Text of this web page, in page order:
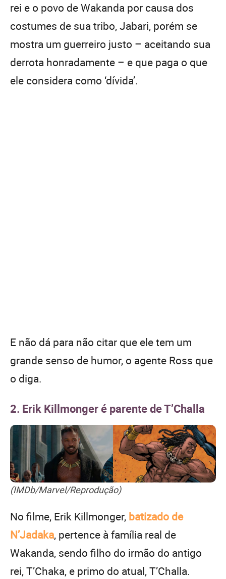
rei e o povo de Wakanda por causa dos
costumes de sua tribo, Jabari, porém se
mostra um guerreiro justo – aceitando sua
derrota honradamente – e que paga o que
ele considera como ‘dívida’.
E não dá para não citar que ele tem um
grande senso de humor, o agente Ross que
o diga.
2. Erik Killmonger é parente de T’Challa
(IMDb/Marvel/Reprodução)
No filme, Erik Killmonger, batizado de
N’Jadaka, pertence à família real de
Wakanda, sendo filho do irmão do antigo
rei, T’Chaka, e primo do atual, T’Challa.